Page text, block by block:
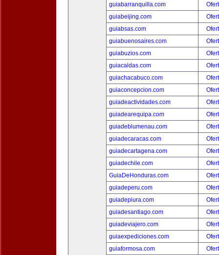
guiabarranquilla.com
guiabeijing.com
guiabsas.com
guiabuenosaires.com
guiabuzios.com
guiacaldas.com
guiachacabuco.com
guiaconcepcion.com
guiadeactividades.com
guiadearequipa.com
guiadeblumenau.com
guiadecaracas.com
guiadecartagena.com
guiadechile.com
GuiaDeHonduras.com
guiadeperu.com
guiadepiura.com
guiadesantiago.com
guiadeviajero.com
guiaexpediciones.com
guiaformosa.com